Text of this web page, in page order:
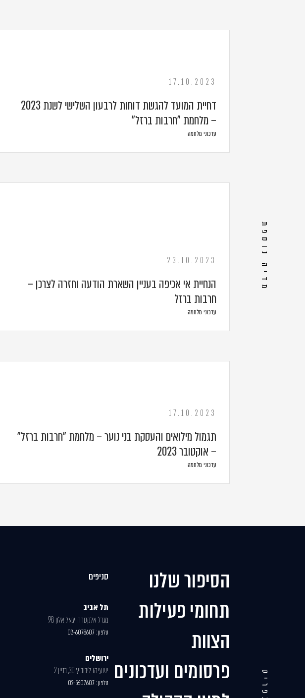
מדיה נוספת
17.10.2023
דחיית המועד להגשת דוחות לרבעון השלישי לשנת 2023
– מלחמת "חרבות ברזל"
עדכוני מלחמה
23.10.2023
הנחיית אי אכיפה בעניין השארת הודעה וחזרה לצרכן –
חרבות ברזל
עדכוני מלחמה
17.10.2023
תגמול מילואים והעסקת בני נוער – מלחמת "חרבות ברזל"
– אוקטובר 2023
עדכוני מלחמה
תפריט
הסיפור שלנו
תחומי פעילות
הצוות
פרסומים ועדכונים
סניפים
תל אביב
מגדל אלקטרה, יגאל אלון 98
טלפון: 03-6078607
ירושלים
ישעיהו ליבוביץ 30, בניין 2
טלפון: 02-5607607